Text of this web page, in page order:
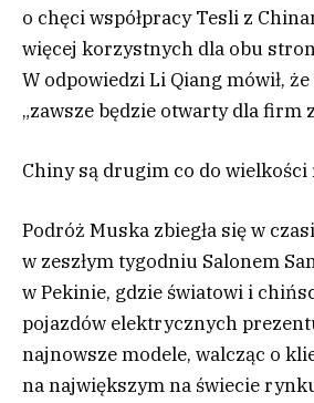
o chęci współpracy Tesli z
więcej korzystnych dla obu
W odpowiedzi Li Qiang mówił,
„zawsze będzie otwarty dla firm
Chiny są drugim co do
Podróż Muska zbiegła się w
w zeszłym tygodniu Salonem
w Pekinie, gdzie światowi i
pojazdów elektrycznych
najnowsze modele, walcząc o
na największym na świecie